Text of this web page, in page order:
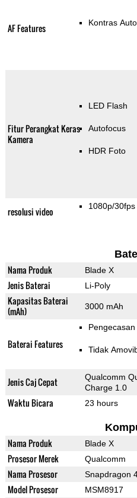
AF Features Kontras
Fitur Perangkat Keras
Kamera
LED Flash
Autofocus
HDR Foto
resolusi video 1080p/30fps
Nama Produk Blade X
Jenis Baterai Li-Poly
Kapasitas Baterai
(mAh)
3000 mAh
Baterai Features Tidak
Jenis Caj Cepat
Qualcomm
Charge 1.0
Waktu Bicara 23 hours
Nama Produk Blade X
Prosesor Merek Qualcomm
Nama Prosesor Snapdragon
Model Prosesor MSM8917